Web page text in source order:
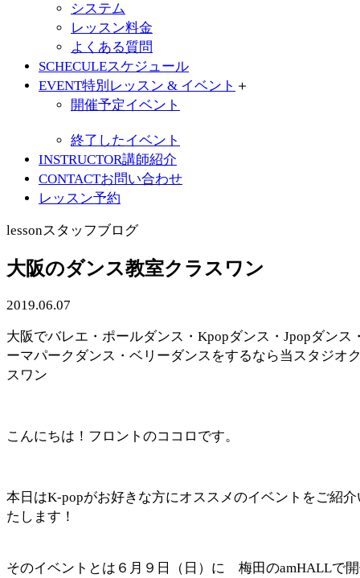
システム
レッスン料金
よくある質問
SCHECULEスケジュール
EVENT特別レッスン & イベント ＋
開催予定イベント
終了したイベント
INSTRUCTOR講師紹介
CONTACTお問い合わせ
レッスン予約
lessonスタッフブログ
大阪のダンス教室クラスワン
2019.06.07
大阪でバレエ・ポールダンス・Kpopダンス・Jpopダンス
ーマパークダンス・ベリーダンスをするなら当スタジオ
スワン
こんにちは！フロントのココロです。
本日はK-popがお好きな方にオススメのイベントをご紹介
たします！
そのイベントとは６月９日（日）に 梅田のamHALLで